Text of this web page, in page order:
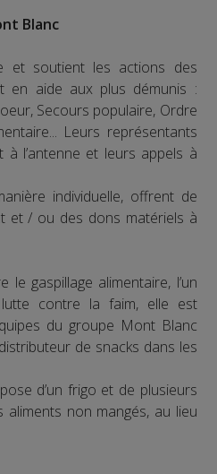
Blanc
et soutient les actions des
en aide aux plus démunis :
Secours populaire, Ordre
Leurs représentants
à l’antenne et leurs appels à
individuelle, offrent de
et / ou des dons matériels à
gaspillage alimentaire, l’un
contre la faim, elle est
du groupe Mont Blanc
de snacks dans les
d’un frigo et de plusieurs
non mangés, au lieu